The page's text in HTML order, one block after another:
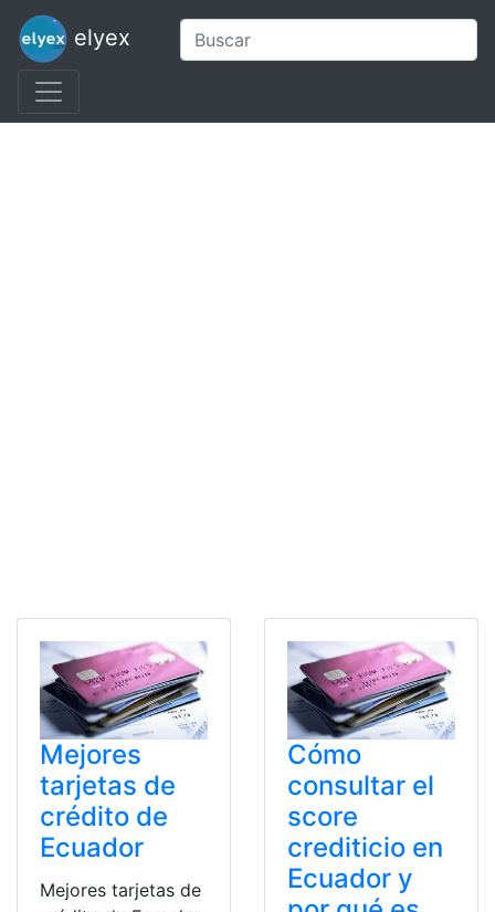
elyex
Mejores
tarjetas de
crédito de
Ecuador
Mejores tarjetas de
Cómo
consultar el
score
crediticio en
Ecuador y